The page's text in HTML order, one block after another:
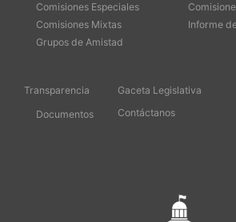
Comisiones Especiales
Comisiones Mixtas
Grupos de Amistad
Informe
Transparencia
Documentos
Gaceta Legislativa
Contáctanos